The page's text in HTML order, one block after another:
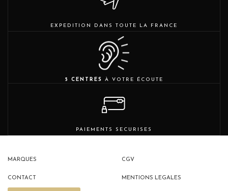
EXPEDITION DANS TOUTE LA FRANCE
5 CENTRES À VOTRE ÉCOUTE
PAIEMENTS SECURISES
MARQUES
CONTACT
CGV
MENTIONS LEGALES